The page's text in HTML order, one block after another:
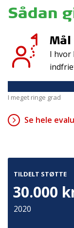
Sådan
Mål
I hvor
I meget ringe grad
Se hele
TILDELT STØTTE
30.000
2020
Tilmeld
Kontakt
TrygFonden
T:45 26 08 00
Fakturering
Kontakt os